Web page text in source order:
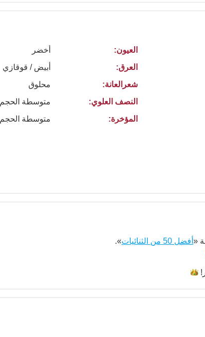
العيون:
أخضر
العرق:
أبيض / قوقازي
شعرالعانة:
محلوق
النصف العلوي:
متوسطة الحجم
المؤخرة:
متوسطة الحجم
« أفضل 50 من الثنائيات
».